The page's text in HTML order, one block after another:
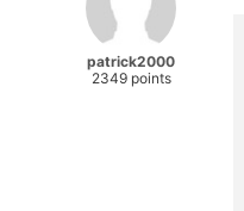
patrick2000
2349 points